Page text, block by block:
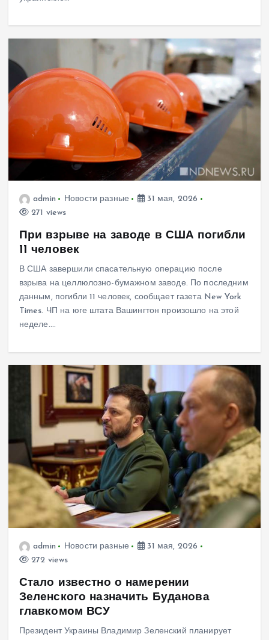
admin Новости разные
31 мая, 2026
271 views
При взрыве на заводе в США погибли
11 человек
В США завершили спасательную операцию после
взрыва на целлюлозно-бумажном заводе. По последним
данным, погибли 11 человек, сообщает газета New York
Times. ЧП на юге штата Вашингтон произошло на этой
неделе.…
admin Новости разные
31 мая, 2026
272 views
Стало известно о намерении
Зеленского назначить Буданова
главкомом ВСУ
Президент Украины Владимир Зеленский планирует